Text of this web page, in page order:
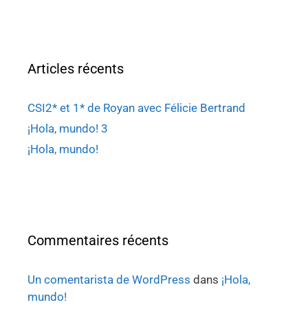
Articles récents
CSI2* et 1* de Royan avec Félicie Bertrand
¡Hola, mundo! 3
¡Hola, mundo!
Commentaires récents
Un comentarista de WordPress dans ¡Hola,
mundo!